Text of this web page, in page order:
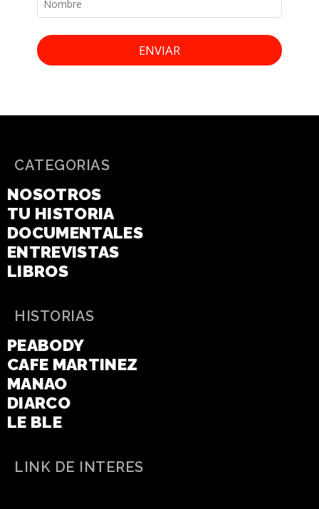
ENVIAR
CATEGORIAS
NOSOTROS
TU HISTORIA
DOCUMENTALES
ENTREVISTAS
LIBROS
HISTORIAS
PEABODY
CAFE MARTINEZ
MANAO
DIARCO
LE BLE
LINK DE INTERES